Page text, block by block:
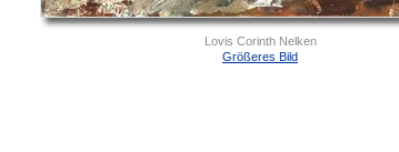
Lovis Corinth Nelken
Größeres Bild